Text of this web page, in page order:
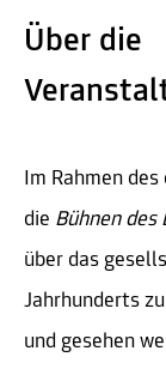
Über die
Im Rahmen
die Bühnen des
über das
Jahrhunderts
und gesehen